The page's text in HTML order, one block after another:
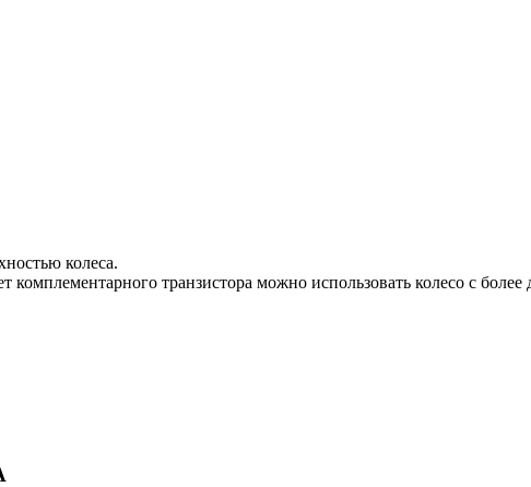
колеса.
комплементарного транзистора можно использовать колесо с